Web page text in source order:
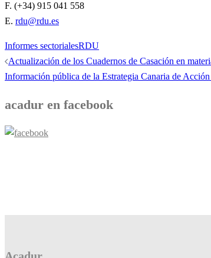
F. (+34) 915 041 558
E. rdu@rdu.es
Informes sectorialesRDU
Navegación
de
Actualización de los Cuadernos de Casación en
Información pública de la Estrategia Canaria de
acadur en facebook